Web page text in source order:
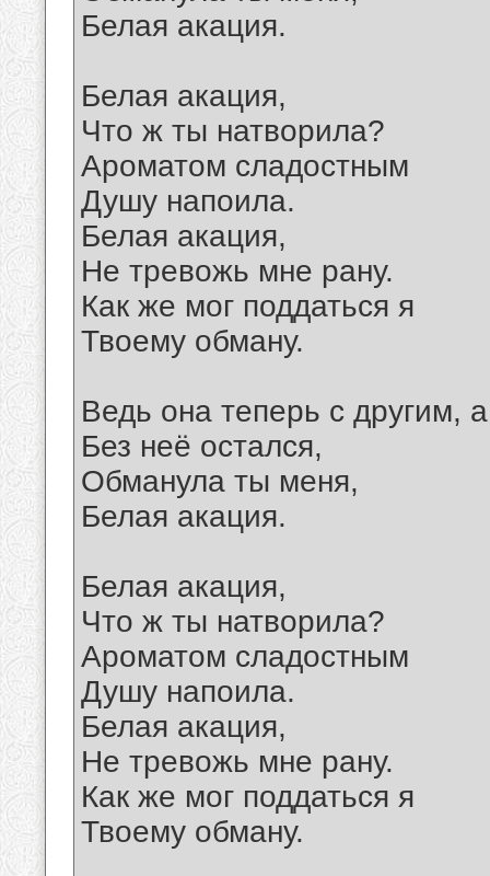
Белая акация.
Белая акация,
Что ж ты натворила?
Ароматом сладостным
Душу напоила.
Белая акация,
Не тревожь мне рану.
Как же мог поддаться я
Твоему обману.
Ведь она теперь с другим,
Без неё остался,
Обманула ты меня,
Белая акация.
Белая акация,
Что ж ты натворила?
Ароматом сладостным
Душу напоила.
Белая акация,
Не тревожь мне рану.
Как же мог поддаться я
Твоему обману.